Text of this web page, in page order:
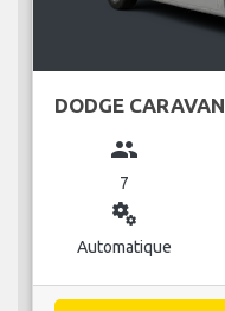
DODGE CARAVAN
group
7
miscellaneous_services
Automatique